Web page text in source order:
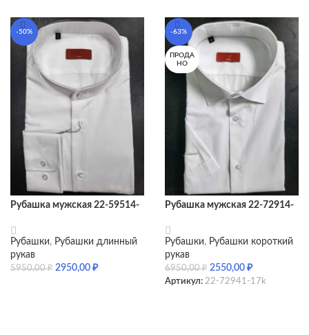
-50%
Рубашка мужская 22-59514-
Рубашки, Рубашки длинный
рукав
5950,00₽ 2950,00 ₽
-63%
ПРОДА
НО
Рубашка мужская 22-72914-
Рубашки, Рубашки короткий
рукав
6950,00₽ 2550,00 ₽
Артикул: 22-72941-17k